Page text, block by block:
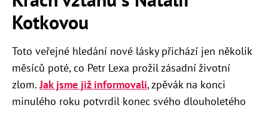
Kotkovou
Toto veřejné hledání nové lásky přichází jen několik
měsíců poté, co Petr Lexa prožil zásadní životní
zlom. Jak jsme již informovali, zpěvák na konci
minulého roku potvrdil konec svého dlouholetého